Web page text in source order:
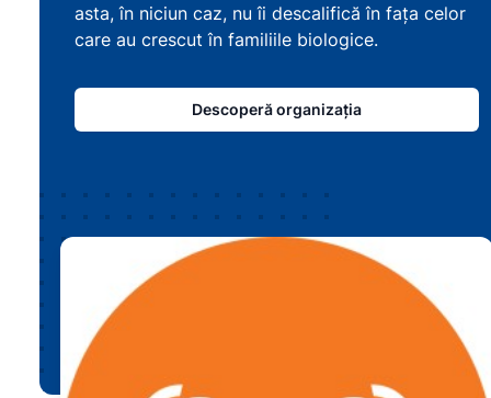
asta, în niciun caz, nu îi descalifică în fața celor
care au crescut în familiile biologice.
Descoperă organizația